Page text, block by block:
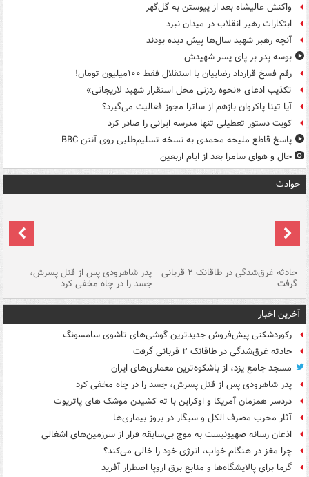
واکنش عالیشاه بعد از پیوستن به گل‌گهر
ابتکارات رهبر انقلاب در میدان نبرد
آنچه رهبر شهید سال‌ها پیش دیده بودند
بوسه‌ پدر بر پای پسر شهیدش
رقم فسخ قرارداد رضاییان با استقلال فقط ۱۰۰میلیون تومان!
تکذیب ادعای «نحوه ردزنی محل استقرار شهید لاریجانی»
آیا تینا پاکروان بازهم از ساترا مجوز فعالیت می‌گیرد؟
کویت دستور تعطیلی تنها مدرسه ایرانی را صادر کرد
پاسخ قاطع ملیحه محمدی به نسخه تسلیم‌طلبی روی آنتن BBC
حال و هوای سامرا بعد از ایام اربعین
حوادث
حادثه غرق‌شدگی در طاقانک ۲ قربانی
گرفت
پدر شاهرودی پس از قتل پسرش،
جسد را در چاه مخفی کرد
آخرین اخبار
رکوردشکنی پیش‌فروش جدیدترین گوشی‌های تاشوی سامسونگ
حادثه غرق‌شدگی در طاقانک ۲ قربانی گرفت
مسجد جامع یزد، از باشکوه‌ترین معماری‌های ایران
پدر شاهرودی پس از قتل پسرش، جسد را در چاه مخفی کرد
دردسر همزمان آمریکا و اوکراین با ته کشیدن موشک های پاتریوت
آثار مخرب مصرف الکل و سیگار در بروز بیماری‌ها
اذعان رسانه صهیونیست به موج بی‌سابقه فرار از سرزمین‌های اشغالی
چرا مغز در هنگام خواب، انرژی خود را خالی می‌کند؟
گرما برای پالایشگاه‌ها و منابع برق اروپا اضطرار آفرید